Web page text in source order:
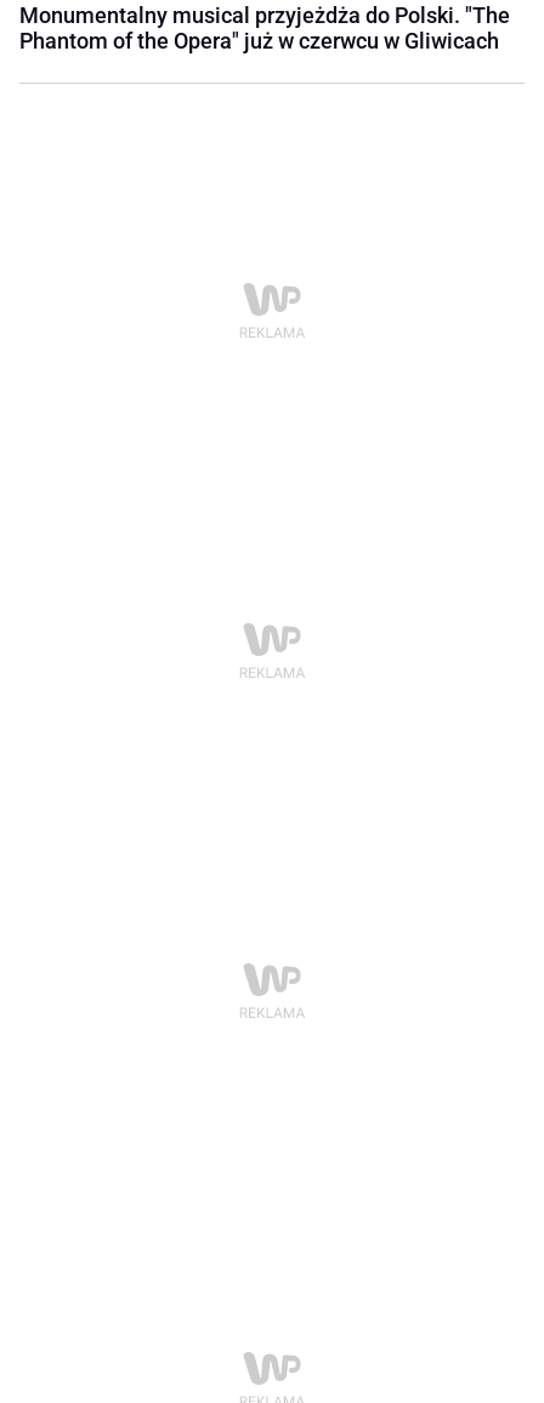
Monumentalny musical przyjeżdża do Polski. "The
Phantom of the Opera" już w czerwcu w Gliwicach